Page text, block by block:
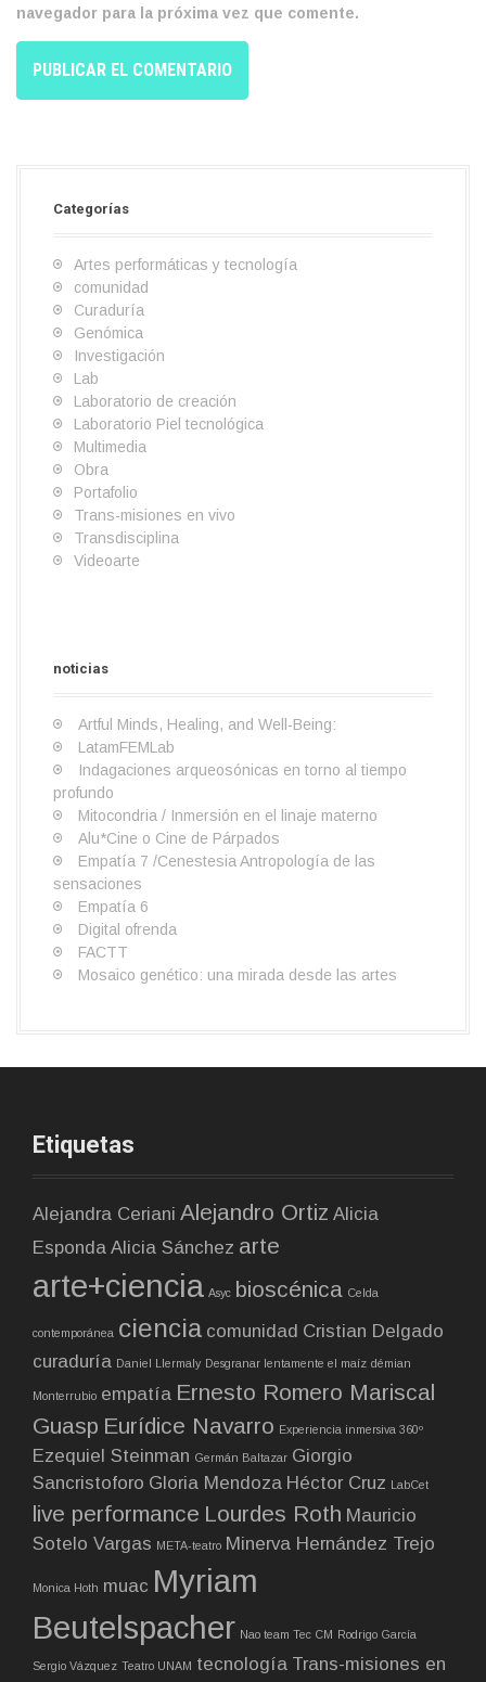
navegador para la próxima vez que comente.
Categorías
Artes performáticas y tecnología
comunidad
Curaduría
Genómica
Investigación
Lab
Laboratorio de creación
Laboratorio Piel tecnológica
Multimedia
Obra
Portafolio
Trans-misiones en vivo
Transdisciplina
Videoarte
m v
s
a
c
i
n
o
c
a
+
c
r
noticias
Artful Minds, Healing, and Well-Being:
LatamFEMLab
Indagaciones arqueosónicas en torno al tiempo
profundo
Mitocondria / Inmersión en el linaje materno
Alu*Cine o Cine de Párpados
Empatía 7 /Cenestesia Antropología de las
sensaciones
Empatía 6
Digital ofrenda
FACTT
Mosaico genético: una mirada desde las artes
Etiquetas
Alejandra Ceriani Alejandro Ortiz Alicia
Esponda Alicia Sánchez arte
arte+ciencia Asyc bioscénica Celda
contemporánea ciencia comunidad Cristian Delgado
curaduría Daniel Llermaly Desgranar lentamente el maíz démian
Monterrubio empatía Ernesto Romero Mariscal
Guasp Eurídice Navarro Experiencia inmersiva 360º
Ezequiel Steinman Germán Baltazar Giorgio
Sancristoforo Gloria Mendoza Héctor Cruz LabCet
live performance Lourdes Roth Mauricio
Sotelo Vargas META-teatro Minerva Hernández Trejo
Monica Hoth muac Myriam
Beutelspacher Nao team Tec CM Rodrigo García
Sergio Vázquez Teatro UNAM tecnología Trans-misiones en